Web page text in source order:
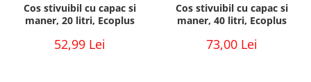
Cos stivuibil cu capac si
maner, 20 litri, Ecoplus
52,99 Lei
Cos stivuibil cu capac si
maner, 40 litri, Ecoplus
73,00 Lei